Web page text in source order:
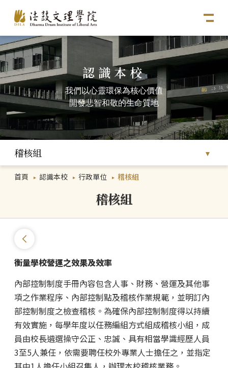
認識本校
我們以心靈環保為核心價值
開發悲智和敬的生命質地
稽核組
首頁 認識本校 行政單位 稽核組
稽核組
衡量學校營運之效果及效率
內部控制制度手冊內容包含人事、財務、營運及其他事
項之作業程序、內部控制點及稽核作業規範，並明訂內
部控制制度之檢查稽核。為確保內部控制制度得以持續
有效實施，每學年度以任務編組方式組成稽核小組，成
員由校長遴選操守公正、忠誠、具有相當學識經歷人員
3至5人兼任，依需要聘任校外專業人士擔任之，並指定